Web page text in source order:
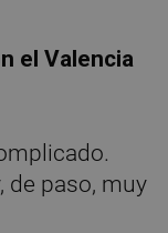
el Valencia
de paso, muy